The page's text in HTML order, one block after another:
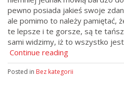
pewno posiada jakieś swoje
ale pomimo to należy pamiętać,
te lepsze i te gorsze, są te
sami widzimy, iż to wszystko
Continue reading
Posted in Bez kategorii